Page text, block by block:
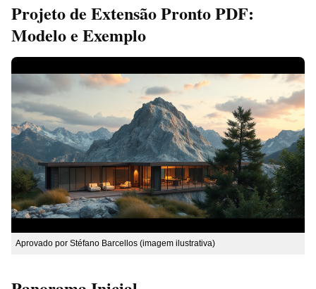
Projeto de Extensão Pronto PDF:
Modelo e Exemplo
Aprovado por Stéfano Barcellos (imagem ilustrativa)